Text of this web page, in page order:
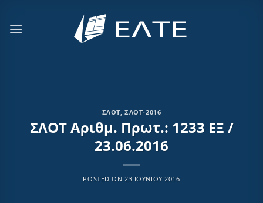
περιεχόμενο
ΣΛΟΤ ,ΣΛΟΤ-2016
ΣΛΟΤ Αριθμ. Πρωτ.: 1233 ΕΞ /
23.06.2016
POSTED ON23 ΙΟΥΝΊΟΥ 2016